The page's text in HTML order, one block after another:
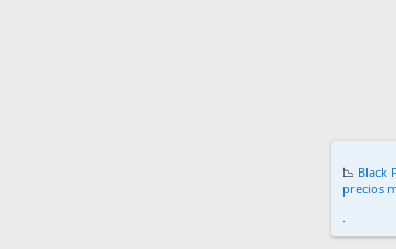
📉 Black
precios
.